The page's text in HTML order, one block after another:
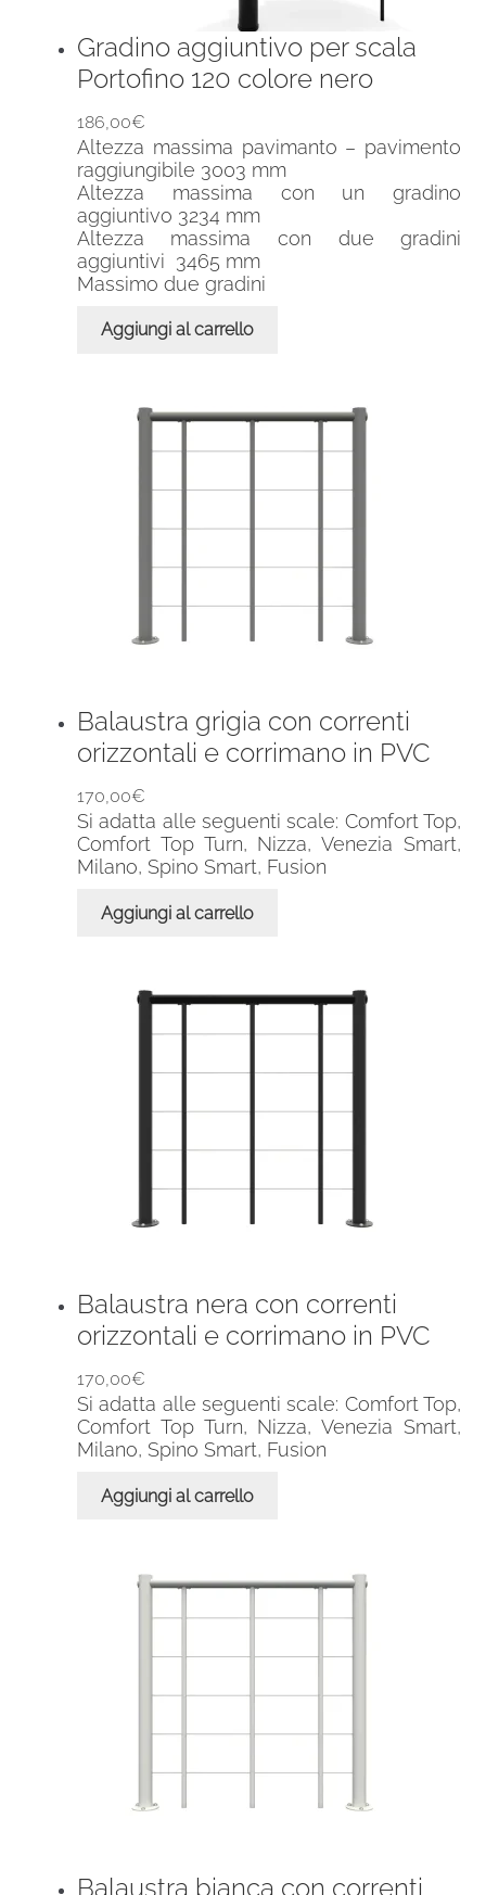
Gradino aggiuntivo per scala
Portofino 120 colore nero
186,00€
Altezza massima pavimanto – pavimento
raggiungibile 3003 mm
Altezza massima con un gradino
aggiuntivo 3234 mm
Altezza massima con due gradini
aggiuntivi 3465 mm
Massimo due gradini
Aggiungi al carrello
Balaustra grigia con correnti
orizzontali e corrimano in PVC
170,00€
Si adatta alle seguenti scale: Comfort Top,
Comfort Top Turn, Nizza, Venezia Smart,
Milano, Spino Smart, Fusion
Aggiungi al carrello
Balaustra nera con correnti
orizzontali e corrimano in PVC
170,00€
Si adatta alle seguenti scale: Comfort Top,
Comfort Top Turn, Nizza, Venezia Smart,
Milano, Spino Smart, Fusion
Aggiungi al carrello
Balaustra bianca con correnti